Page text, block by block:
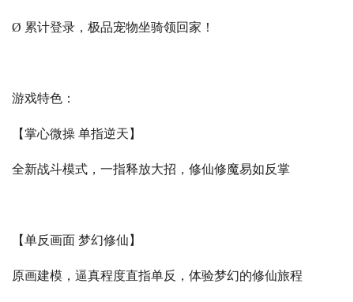
Ø 累计登录，极品宠物坐骑领回家！
游戏特色：
【掌心微操 单指逆天】
全新战斗模式，一指释放大招，修仙修魔易如反掌
【单反画面 梦幻修仙】
原画建模，逼真程度直指单反，体验梦幻的修仙旅程